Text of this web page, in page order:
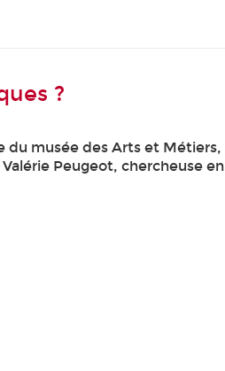
?
du musée des Arts et Métiers,
Peugeot, chercheuse en